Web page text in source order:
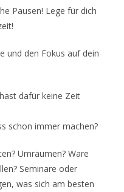
Pausen! Lege für dich
und den Fokus auf dein
dafür keine Zeit
schon immer machen?
Umräumen? Ware
Seminare oder
was sich am besten